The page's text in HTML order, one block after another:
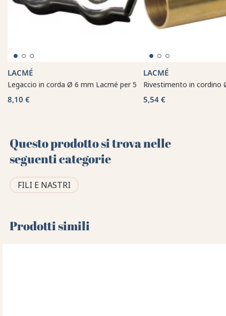
LACMÉ
Legaccio in corda Ø 6 mm Lacmé per 5
8,10 €
LACMÉ
Rivestimento in cordino
5,54 €
Questo prodotto si trova nelle
seguenti categorie
FILI E NASTRI
Prodotti simili